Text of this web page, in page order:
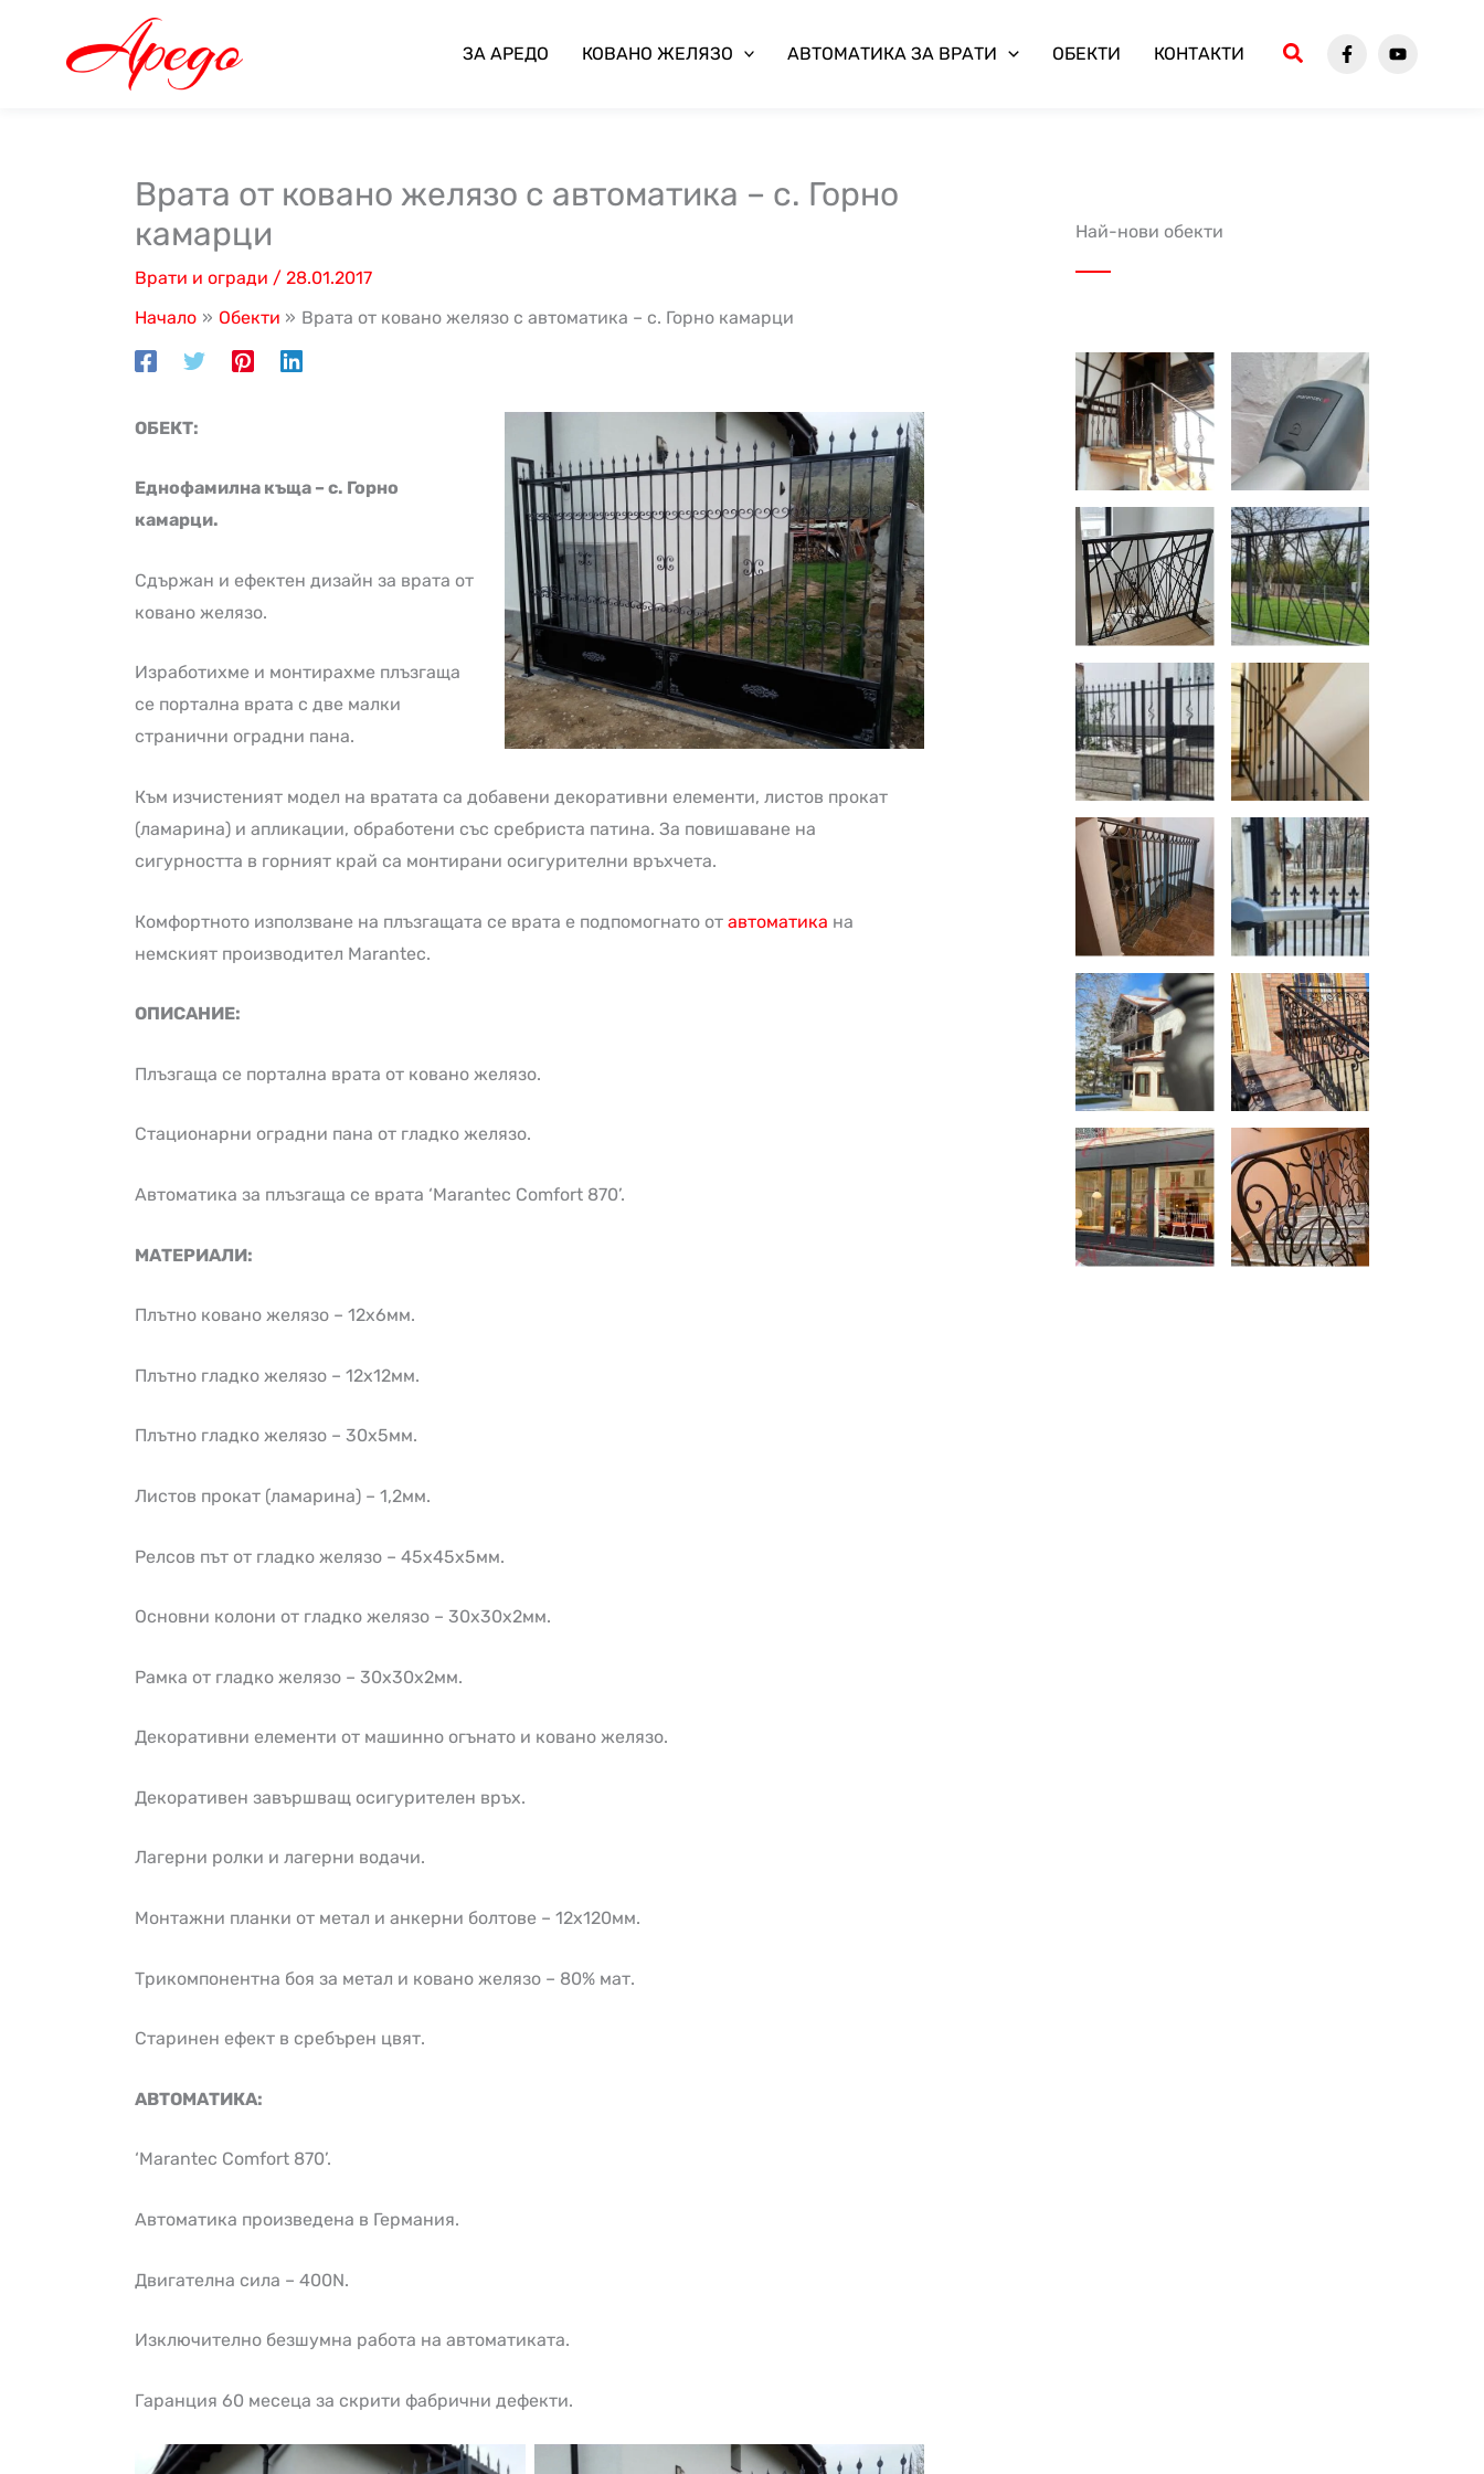
ЗА АРЕДО КОВАНО ЖЕЛЯЗО АВТОМАТИКА ЗА ВРАТИ ОБЕКТИ КОНТАКТИ
Врата от ковано желязо с автоматика – с. Горно
камарци
Врати и огради / 28.01.2017
Начало
Обекти Врата от ковано желязо с автоматика – с. Горно камарци
ОБЕКТ:
Еднофамилна къща – с. Горно
камарци.
Сдържан и ефектен дизайн за врата от
ковано желязо.
Изработихме и монтирахме плъзгаща
се портална врата с две малки
странични оградни пана.
Към изчистеният модел на вратата са добавени декоративни елементи, листов прокат
(ламарина) и апликации, обработени със сребриста патина. За повишаване на
сигурността в горният край са монтирани осигурителни връхчета.
Комфортното използване на плъзгащата се врата е подпомогнато от автоматика на
немският производител Marantec.
ОПИСАНИЕ:
Плъзгаща се портална врата от ковано желязо.
Стационарни оградни пана от гладко желязо.
Автоматика за плъзгаща се врата ‘Marantec Comfort 870’.
МАТЕРИАЛИ:
Плътно ковано желязо – 12х6мм.
Плътно гладко желязо – 12х12мм.
Плътно гладко желязо – 30х5мм.
Листов прокат (ламарина) – 1,2мм.
Релсов път от гладко желязо – 45х45х5мм.
Основни колони от гладко желязо – 30х30х2мм.
Рамка от гладко желязо – 30х30х2мм.
Декоративни елементи от машинно огънато и ковано желязо.
Декоративен завършващ осигурителен връх.
Лагерни ролки и лагерни водачи.
Монтажни планки от метал и анкерни болтове – 12х120мм.
Трикомпонентна боя за метал и ковано желязо – 80% мат.
Старинен ефект в сребърен цвят.
АВТОМАТИКА:
‘Marantec Comfort 870’.
Автоматика произведена в Германия.
Двигателна сила – 400N.
Изключително безшумна работа на автоматиката.
Гаранция 60 месеца за скрити фабрични дефекти.
Най-нови обекти